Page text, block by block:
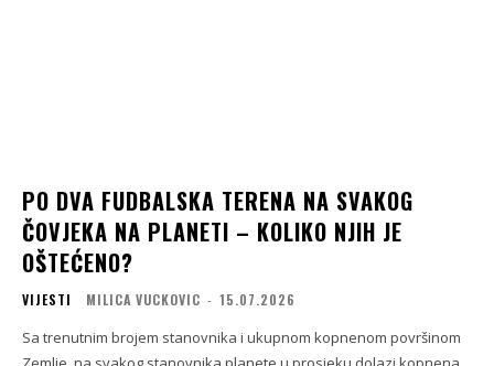
PO DVA FUDBALSKA TERENA NA SVAKOG
ČOVJEKA NA PLANETI – KOLIKO NJIH JE
OŠTEĆENO?
VIJESTI MILICA VUCKOVIC - 15.07.2026
Sa trenutnim brojem stanovnika i ukupnom kopnenom površinom